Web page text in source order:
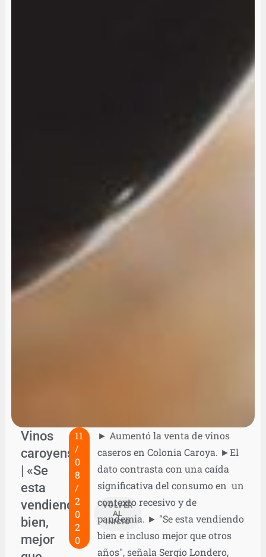
Vinos
caroyenses
| «Se
esta
vendiendo
bien,
mejor
11
/
0
8
/
2
0
2
0
VOLVER
AL
INICIO
► Aumentó la venta de vinos
caseros en Colonia Caroya. ►El
dato contrasta con una caída
significativa del consumo en un
contexto recesivo y de
pandemia. ► "Se esta vendiendo
bien e incluso mejor que otros
años", señala Sergio Londero,